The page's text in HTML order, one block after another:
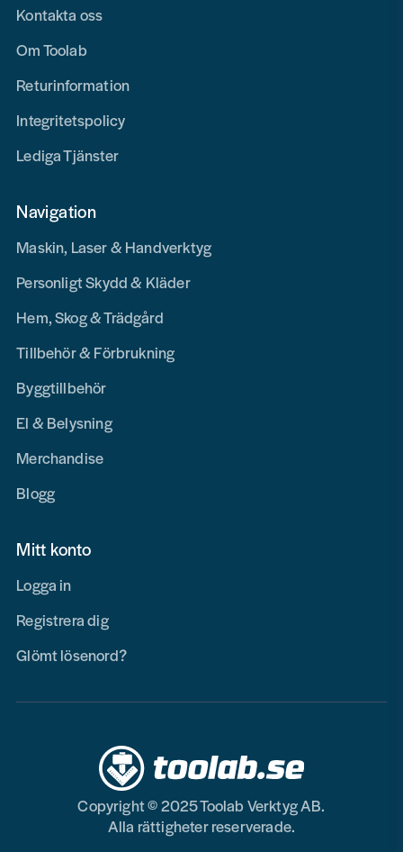
Kontakta oss
Om Toolab
Returinformation
Integritetspolicy
Lediga Tjänster
Navigation
Maskin, Laser & Handverktyg
Personligt Skydd & Kläder
Hem, Skog & Trädgård
Tillbehör & Förbrukning
Byggtillbehör
El & Belysning
Merchandise
Blogg
Mitt konto
Logga in
Registrera dig
Glömt lösenord?
Copyright © 2025 Toolab Verktyg AB.
Alla rättigheter reserverade.